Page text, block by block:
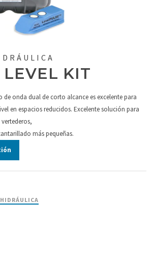
KIT
de onda dual de corto alcance es excelente para
en espacios reducidos. Excelente solución para
más pequeñas.